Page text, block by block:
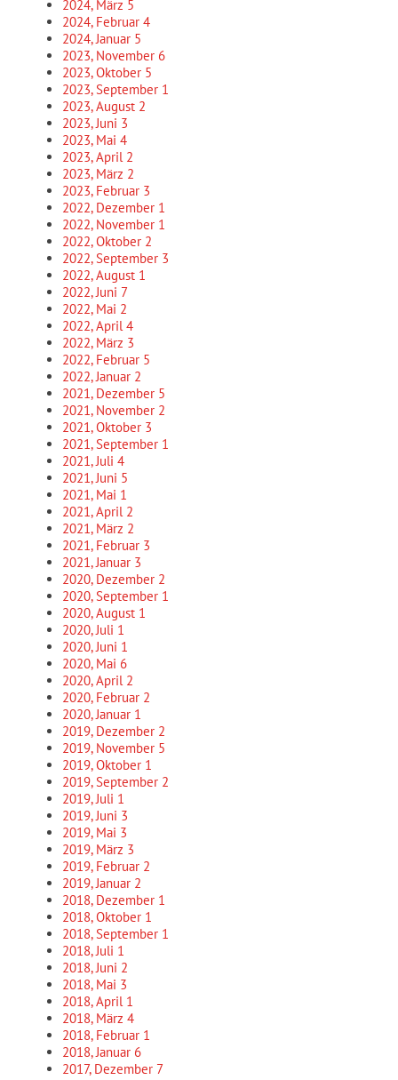
2024, März 5
2024, Februar 4
2024, Januar 5
2023, November 6
2023, Oktober 5
2023, September 1
2023, August 2
2023, Juni 3
2023, Mai 4
2023, April 2
2023, März 2
2023, Februar 3
2022, Dezember 1
2022, November 1
2022, Oktober 2
2022, September 3
2022, August 1
2022, Juni 7
2022, Mai 2
2022, April4
2022, März 3
2022, Februar 5
2022, Januar 2
2021, Dezember 5
2021, November 2
2021, Oktober 3
2021, September 1
2021, Juli 4
2021, Juni 5
2021, Mai 1
2021, April 2
2021, März 2
2021, Februar 3
2021, Januar 3
2020, Dezember 2
2020, September 1
2020, August 1
2020, Juli 1
2020, Juni 1
2020, Mai 6
2020, April 2
2020, Februar 2
2020, Januar 1
2019, Dezember 2
2019, November 5
2019, Oktober 1
2019, September 2
2019, Juli 1
2019, Juni 3
2019, Mai 3
2019, März 3
2019, Februar 2
2019, Januar 2
2018, Dezember 1
2018, Oktober 1
2018, September 1
2018, Juli 1
2018, Juni 2
2018, Mai 3
2018, April 1
2018, März 4
2018, Februar 1
2018, Januar 6
2017, Dezember 7